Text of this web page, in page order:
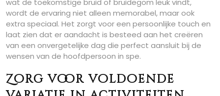
wat de toekomstige bruid of bruidegom leuk vindt,
wordt de ervaring niet alleen memorabel, maar ook
extra speciaal. Het zorgt voor een persoonlijke touch en
laat zien dat er aandacht is besteed aan het creëren
van een onvergetelijke dag die perfect aansluit bij de
wensen van de hoofdpersoon in spe.
Zorg voor voldoende